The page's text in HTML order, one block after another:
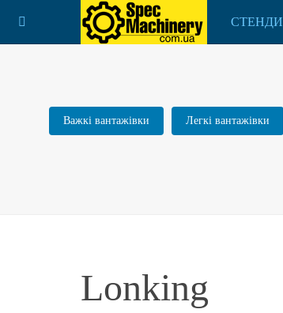
СТЕНДИ
Важкі вантажівки Легкі вантажівки
Lonking